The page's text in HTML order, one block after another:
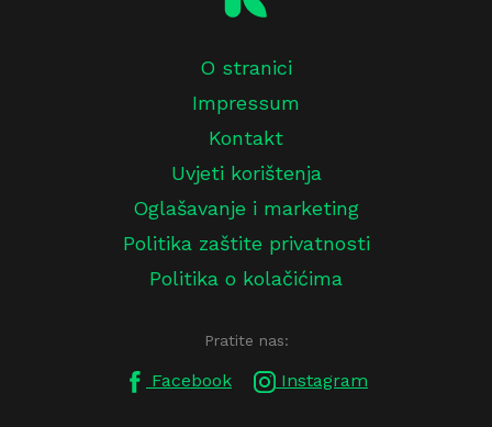
O stranici
Impressum
Kontakt
Uvjeti korištenja
Oglašavanje i marketing
Politika zaštite privatnosti
Politika o kolačićima
Pratite nas:
Facebook Instagram